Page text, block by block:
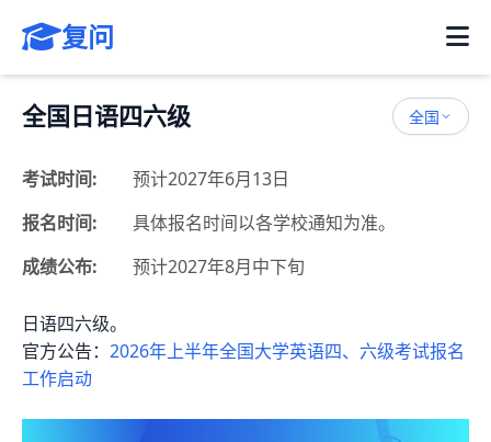
复问
全国日语四六级 全国
考试时间:
预计2027年6月13日
报名时间:
具体报名时间以各学校通知为准。
成绩公布:
预计2027年8月中下旬
日语四六级。
官方公告： 2026年上半年全国大学英语四、六级考试报名
工作启动